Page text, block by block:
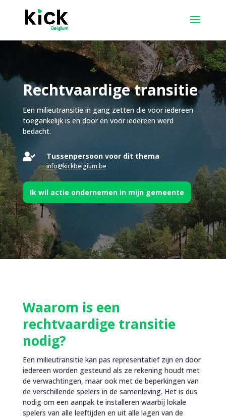
Rechtvaardige transitie
Een milieutransitie in gang zetten die voor iedereen
toegankelijk is en door en voor iedereen werd
bedacht.
 Tussenpersoon voor dit thema
info@kickbelgium.be
Ik wil actie ondernemen in mijn gemeente
Waarom is een
rechtvaardige transitie
nodig?
Een milieutransitie kan pas representatief zijn en door
iedereen worden gesteund als ze rekening houdt met
de verwachtingen, maar ook met de beperkingen van
de verschillende spelers in de samenleving. Het is dus
nodig om een aanpak te installeren waarbij lokale
spelers van alle leeftijden en uit alle lagen van de